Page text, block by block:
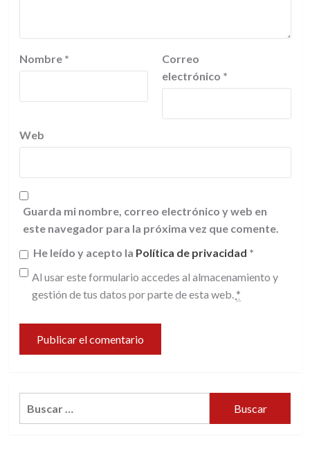
Nombre *
Correo
electrónico *
Web
Guarda mi nombre, correo electrónico y web en
este navegador para la próxima vez que comente.
He leído y acepto la Política de privacidad *
Al usar este formulario accedes al almacenamiento y
gestión de tus datos por parte de esta web. *